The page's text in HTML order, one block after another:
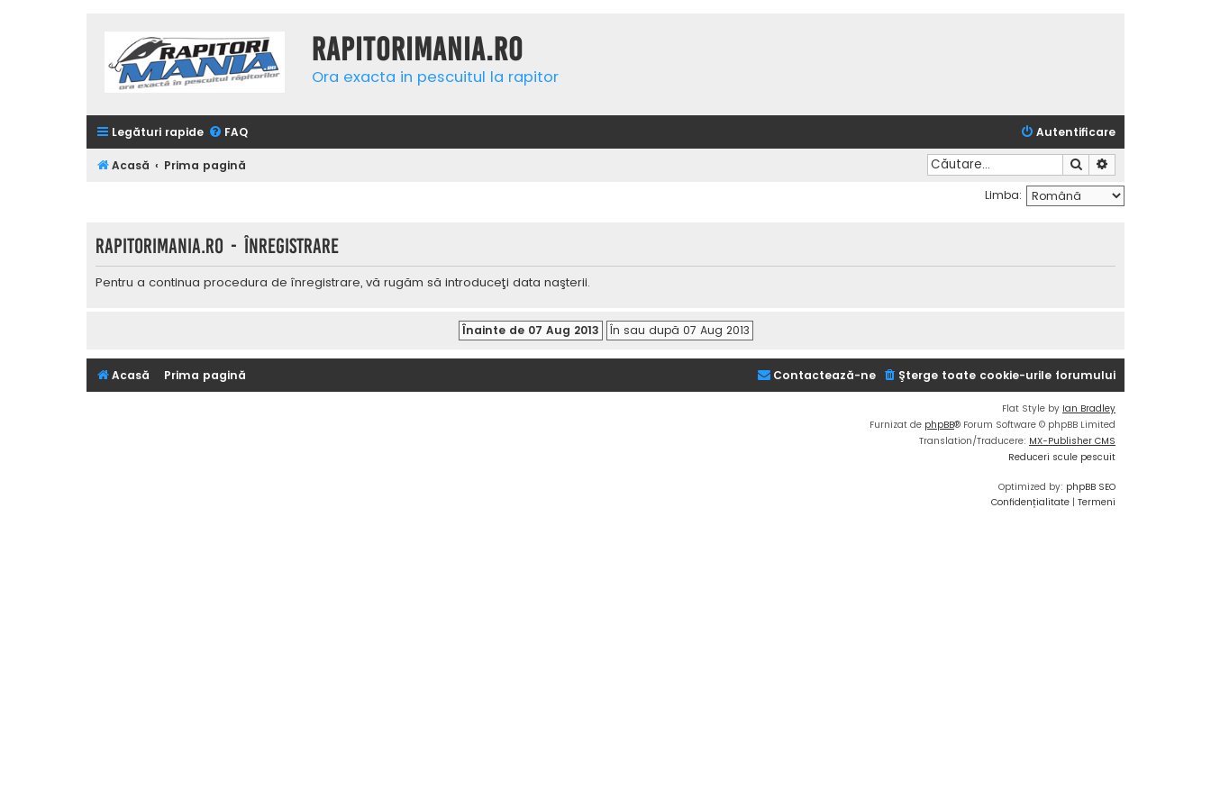
Rapitorimania.ro
Ora exacta in pescuitul la rapitor
Legături rapide FAQ Autentificare
Acasă Prima pagină Căutare
Limba:
Rapitorimania.ro - Înregistrare
Pentru a continua procedura de înregistrare, vă rugăm să introduceţi data naşterii.
Acasă Prima pagină Şterge toate cookie-urile forumului
Contactează-ne
Flat Style by Ian Bradley
Furnizat de phpBB® Forum Software © phpBB Limited
Translation/Traducere: MX-Publisher CMS
Reduceri scule pescuit
Optimized by: phpBB SEO
Confidențialitate | Termeni